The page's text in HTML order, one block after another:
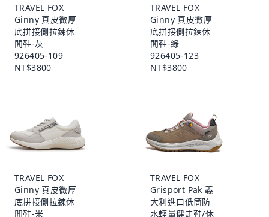
TRAVEL FOX
Ginny 真皮微厚
底拼接側拉鍊休
閒鞋-灰
926405-109
NT$3800
TRAVEL FOX
Ginny 真皮微厚
底拼接側拉鍊休
閒鞋-綠
926405-123
NT$3800
TRAVEL FOX
Ginny 真皮微厚
底拼接側拉鍊休
閒鞋-米
TRAVEL FOX
Grisport Pak 義
大利進口低筒防
水輕量健走鞋/休